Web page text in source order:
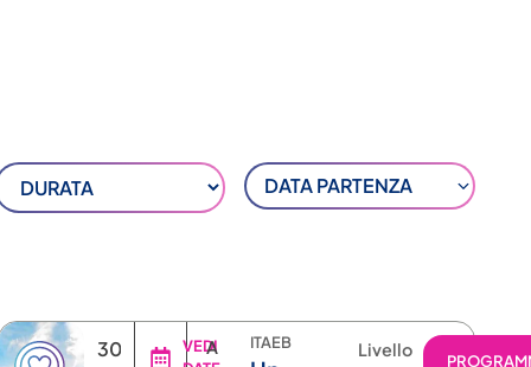
DATA PARTENZA
30
VEDI
A
ITAEB
Livello